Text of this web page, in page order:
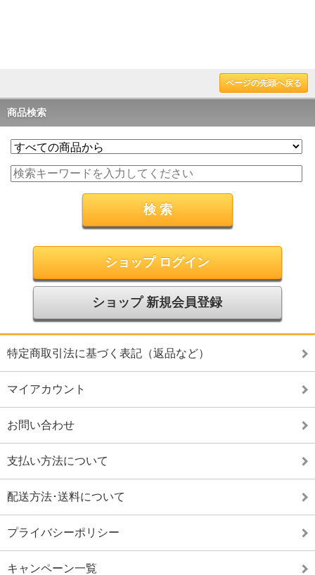
ページの先頭へ戻る
商品検索
ショップ ログイン
ショップ 新規会員登録
特定商取引法に基づく表記（返品など）
マイアカウント
お問い合わせ
支払い方法について
配送方法･送料について
プライバシーポリシー
キャンペーン一覧